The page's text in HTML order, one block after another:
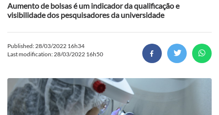
Aumento de bolsas é um indicador da qualificação e
visibilidade dos pesquisadores da universidade
Published: 28/03/2022 16h34
Last modification: 28/03/2022 16h50